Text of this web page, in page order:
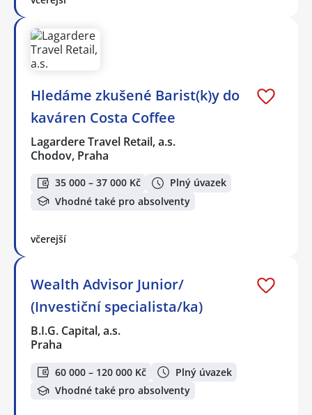
Hledáme zkušené Barist(k)y do
kaváren Costa Coffee
Lagardere Travel Retail, a.s.
Chodov, Praha
35 000 – 37 000 Kč
Plný úvazek
Vhodné také pro absolventy
včerejší
Wealth Advisor Junior/
(Investiční specialista/ka)
B.I.G. Capital, a.s.
Praha
60 000 – 120 000 Kč
Plný úvazek
Vhodné také pro absolventy